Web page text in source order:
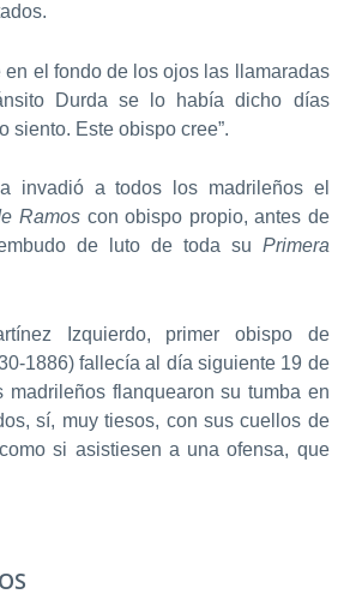
en el fondo de los ojos las llamaradas
Durda se lo había dicho días
siento. Este obispo cree”.
invadió a todos los madrileños el
Ramoscon obispo propio, antes de
de luto de toda su Primera
Izquierdo, primer obispo de
1886) fallecía al día siguiente 19 de
madrileños flanquearon su tumba en
sí, muy tiesos, con sus cuellos de
si asistiesen a una ofensa, que